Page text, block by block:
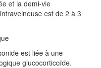
et la demi-vie
est de 2 à 3
est liée à une
glucocorticoïde.